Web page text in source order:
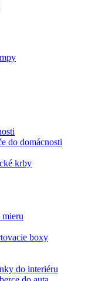
do domácnosti
krby
mieru
boxy
do interiéru